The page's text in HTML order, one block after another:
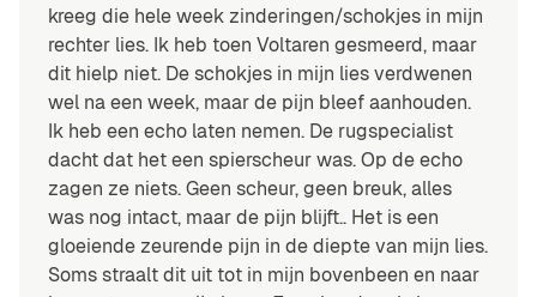
kreeg die hele week zinderingen/schokjes in mijn
rechter lies. Ik heb toen Voltaren gesmeerd, maar
dit hielp niet. De schokjes in mijn lies verdwenen
wel na een week, maar de pijn bleef aanhouden.
Ik heb een echo laten nemen. De rugspecialist
dacht dat het een spierscheur was. Op de echo
zagen ze niets. Geen scheur, geen breuk, alles
was nog intact, maar de pijn blijft.. Het is een
gloeiende zeurende pijn in de diepte van mijn lies.
Soms straalt dit uit tot in mijn bovenbeen en naar